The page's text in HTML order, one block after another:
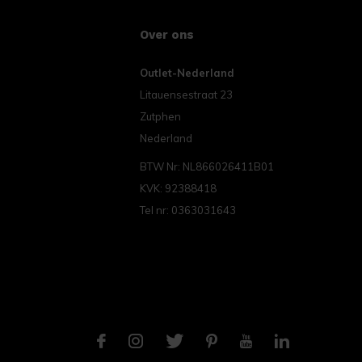
Over ons
Outlet-Nederland
Litauensestraat 23
Zutphen
Nederland
BTW Nr: NL866026411B01
KVK: 92388418
Tel nr: 0363031643